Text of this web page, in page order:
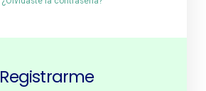
Registrarme